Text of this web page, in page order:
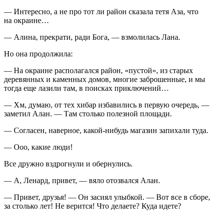
— Интересно, а не про тот ли район сказала тетя Аза, что
на окраине…
— Алина, прекрати, ради Бога, — взмолилась Лана.
Но она продолжила:
— На окраине располагался район, «пустой», из старых
деревянных и каменных домов, многие заброшенные, и мы
тогда еще лазили там, в поисках приключений…
— Хм, думаю, от тех хибар избавились в первую очередь, —
заметил Алан. — Там столько полезной площади.
— Согласен, наверное, какой-нибудь магазин запихали туда.
— Ооо, какие люди!
Все дружно вздрогнули и обернулись.
— А, Ленард, привет, — вяло отозвался Алан.
— Привет, друзья! — Он засиял улыбкой. — Вот все в сборе,
за столько лет! Не верится! Что делаете? Куда идете?